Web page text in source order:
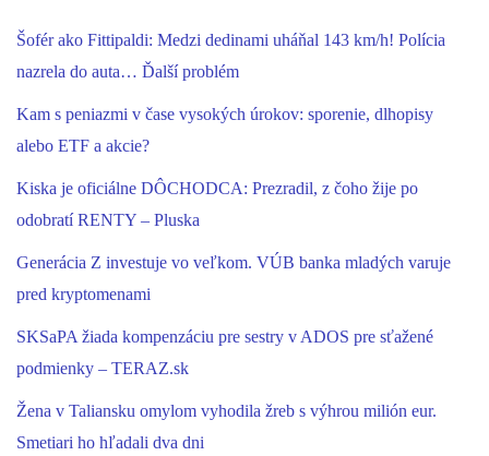
Šofér ako Fittipaldi: Medzi dedinami uháňal 143 km/h! Polícia
nazrela do auta… Ďalší problém
Kam s peniazmi v čase vysokých úrokov: sporenie, dlhopisy
alebo ETF a akcie?
Kiska je oficiálne DÔCHODCA: Prezradil, z čoho žije po
odobratí RENTY – Pluska
Generácia Z investuje vo veľkom. VÚB banka mladých varuje
pred kryptomenami
SKSaPA žiada kompenzáciu pre sestry v ADOS pre sťažené
podmienky – TERAZ.sk
Žena v Taliansku omylom vyhodila žreb s výhrou milión eur.
Smetiari ho hľadali dva dni